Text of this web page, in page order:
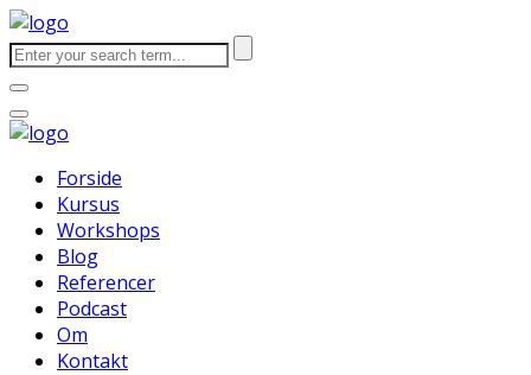
Forside
Kursus
Workshops
Blog
Referencer
Podcast
Om
Kontakt